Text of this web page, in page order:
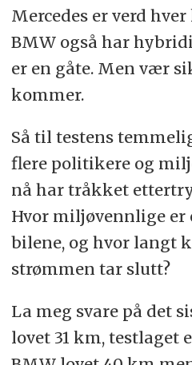
Mercedes er verd
BMW også har
er en gåte. Men vær
kommer.
Så til testens
flere politikere og
nå har tråkket
Hvor miljøvennlige er
bilene, og hvor langt
strømmen tar slutt?
La meg svare på det
lovet 31 km, testlaget